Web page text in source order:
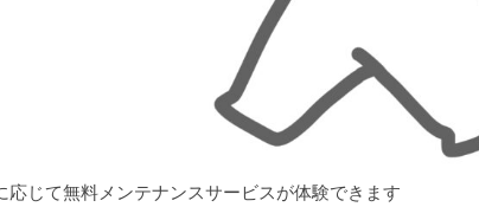
応じて無料メンテナンスサービスが体験できます